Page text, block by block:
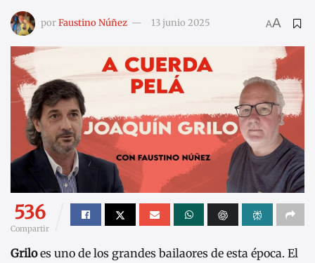
porFaustino Núñez 13 junio 2025 AA
536
Compartir
Griloes uno de los grandes bailaores de esta época. El